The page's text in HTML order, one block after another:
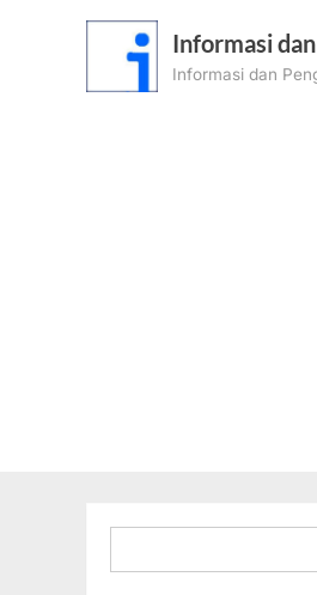
Informasi
Informasi dan